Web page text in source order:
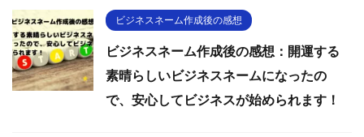
ビジネスネーム作成後の感想
ビジネスネーム作成後の感想：開運する
素晴らしいビジネスネームになったの
で、安心してビジネスが始められます！